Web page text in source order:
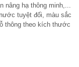
nâng hạ thông minh,...
tuyệt đối, màu sắc
thông theo kích thước